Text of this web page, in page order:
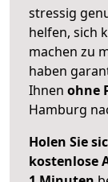
stressig
helfen, sich
machen zu
haben
Ihnen ohne
Hamburg
Holen Sie
kostenlose